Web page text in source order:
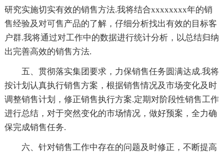
研究实施切实有效的销售方法.我将结合xxxxxxxx年的销
售经验及对可售产品的了解，仔细分析找出有效的目标客
户群.我将通过对工作中的数据进行统计分析，以总结归纳
出完善高效的销售方法.
五、贯彻落实集团要求，力保销售任务圆满达成.我将
按计划认真执行销售方案，根据销售情况及市场变化及时
调整销售计划，修正销售执行方案.定期对阶段性销售工作
进行总结，对于突然变化的市场情况，做好预案，全力确
保完成销售任务.
六、针对销售工作中存在的问题及时修正，不断提高